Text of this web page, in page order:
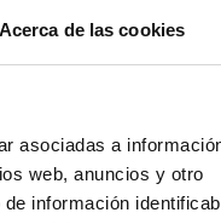
Acerca de las cookies
asociadas a
web, anuncios y otro
información
y
en el
en
la osteoporosis